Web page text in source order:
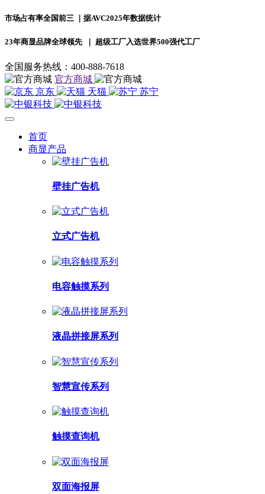
市场占有率全国前三 ｜据AVC2025年数据统计
23年商显品牌全球领先 ｜ 超级工厂入选世界500强代工厂
全国服务热线：400-888-7618
官方商城
京东
天猫 苏宁
首页
商显产品
壁挂广告机
立式广告机
电容触摸系列
液晶拼接屏系列
智慧宣传系列
触摸查询机
双面海报屏